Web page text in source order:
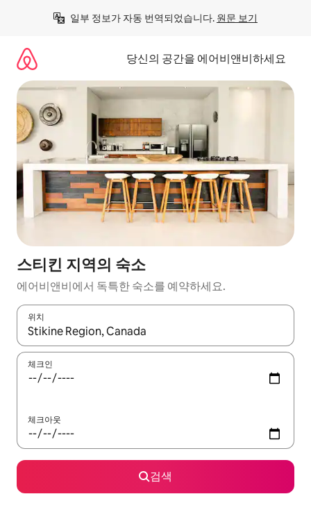
일부 정보가 자동 번역되었습니다. 원문 보기
당신의 공간을 에어비앤비하세요
스티킨 지역의 숙소
에어비앤비에서 독특한 숙소를 예약하세요.
위치
결과가 나오면 위·아래 화살표 키를 사용하거나 터치 또는 스와이
체크인
체크아웃
검색